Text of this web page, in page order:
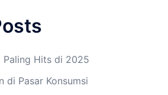
Paling Hits di 2025
di Pasar Konsumsi